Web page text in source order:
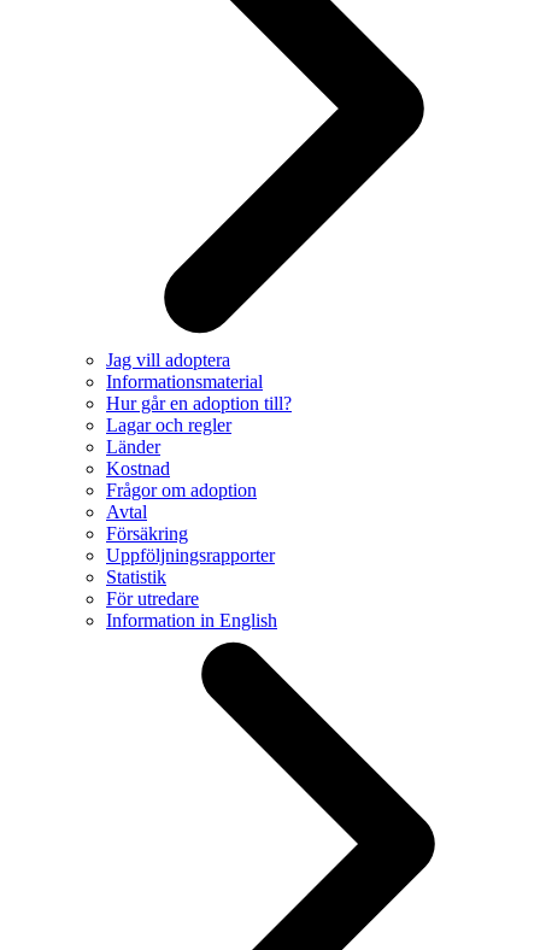
Jag vill adoptera
Informationsmaterial
Hur går en adoption till?
Lagar och regler
Länder
Kostnad
Frågor om adoption
Avtal
Försäkring
Uppföljningsrapporter
Statistik
För utredare
Information in English